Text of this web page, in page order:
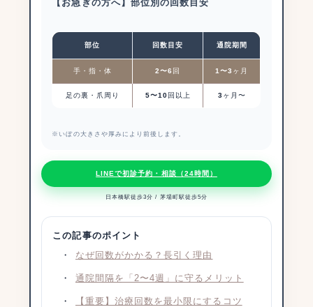
【お急ぎの方へ】部位別の回数目安
部位 回数目安 通院期間
手・指・体 2〜6 回 1〜3 ヶ月
足の裏・爪周り 5〜10 回以上 3ヶ月〜
※いぼの大きさや厚みにより前後します。
LINEで初診予約・相談（24時間）
日本橋駅徒歩3分 / 茅場町駅徒歩5分
この記事のポイント
なぜ回数がかかる？長引く理由
通院間隔を「2〜4週」に守るメリット
【重要】治療回数を最小限にするコツ